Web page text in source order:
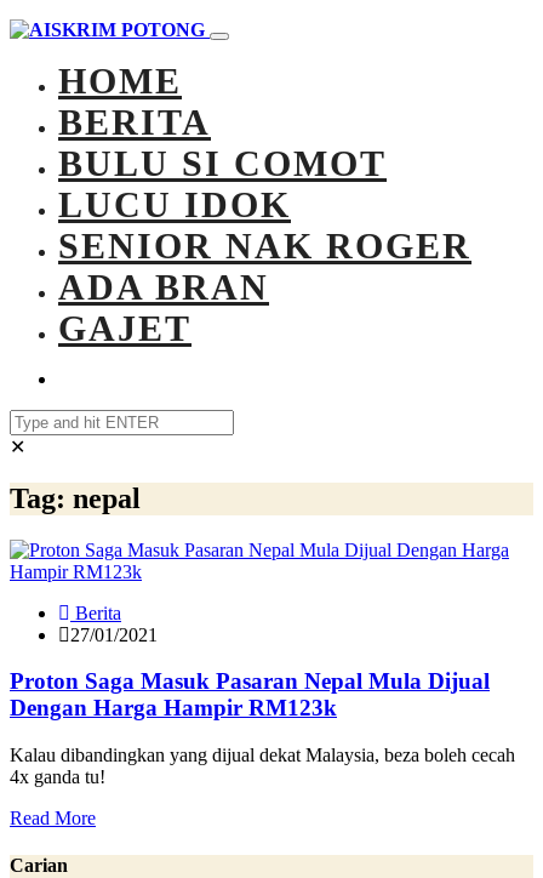
HOME
BERITA
BULU SI COMOT
LUCU IDOK
SENIOR NAK ROGER
ADA BRAN
GAJET
✕
Tag: nepal
Berita
27/01/2021
Proton Saga Masuk Pasaran Nepal Mula Dijual
Dengan Harga Hampir RM123k
Kalau dibandingkan yang dijual dekat Malaysia, beza boleh cecah
4x ganda tu!
Read More
Carian